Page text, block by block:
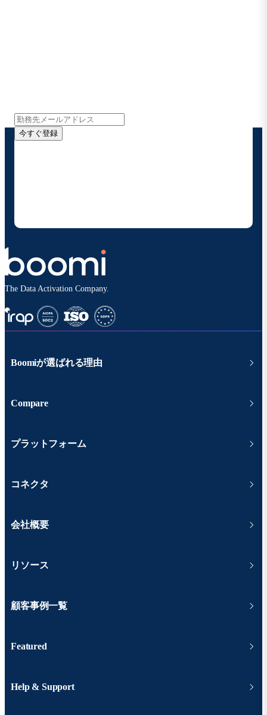
今すぐ登録
The Data Activation Company.
Boomiが選ばれる理由
Compare
プラットフォーム
コネクタ
会社概要
リソース
顧客事例一覧
Featured
Help & Support